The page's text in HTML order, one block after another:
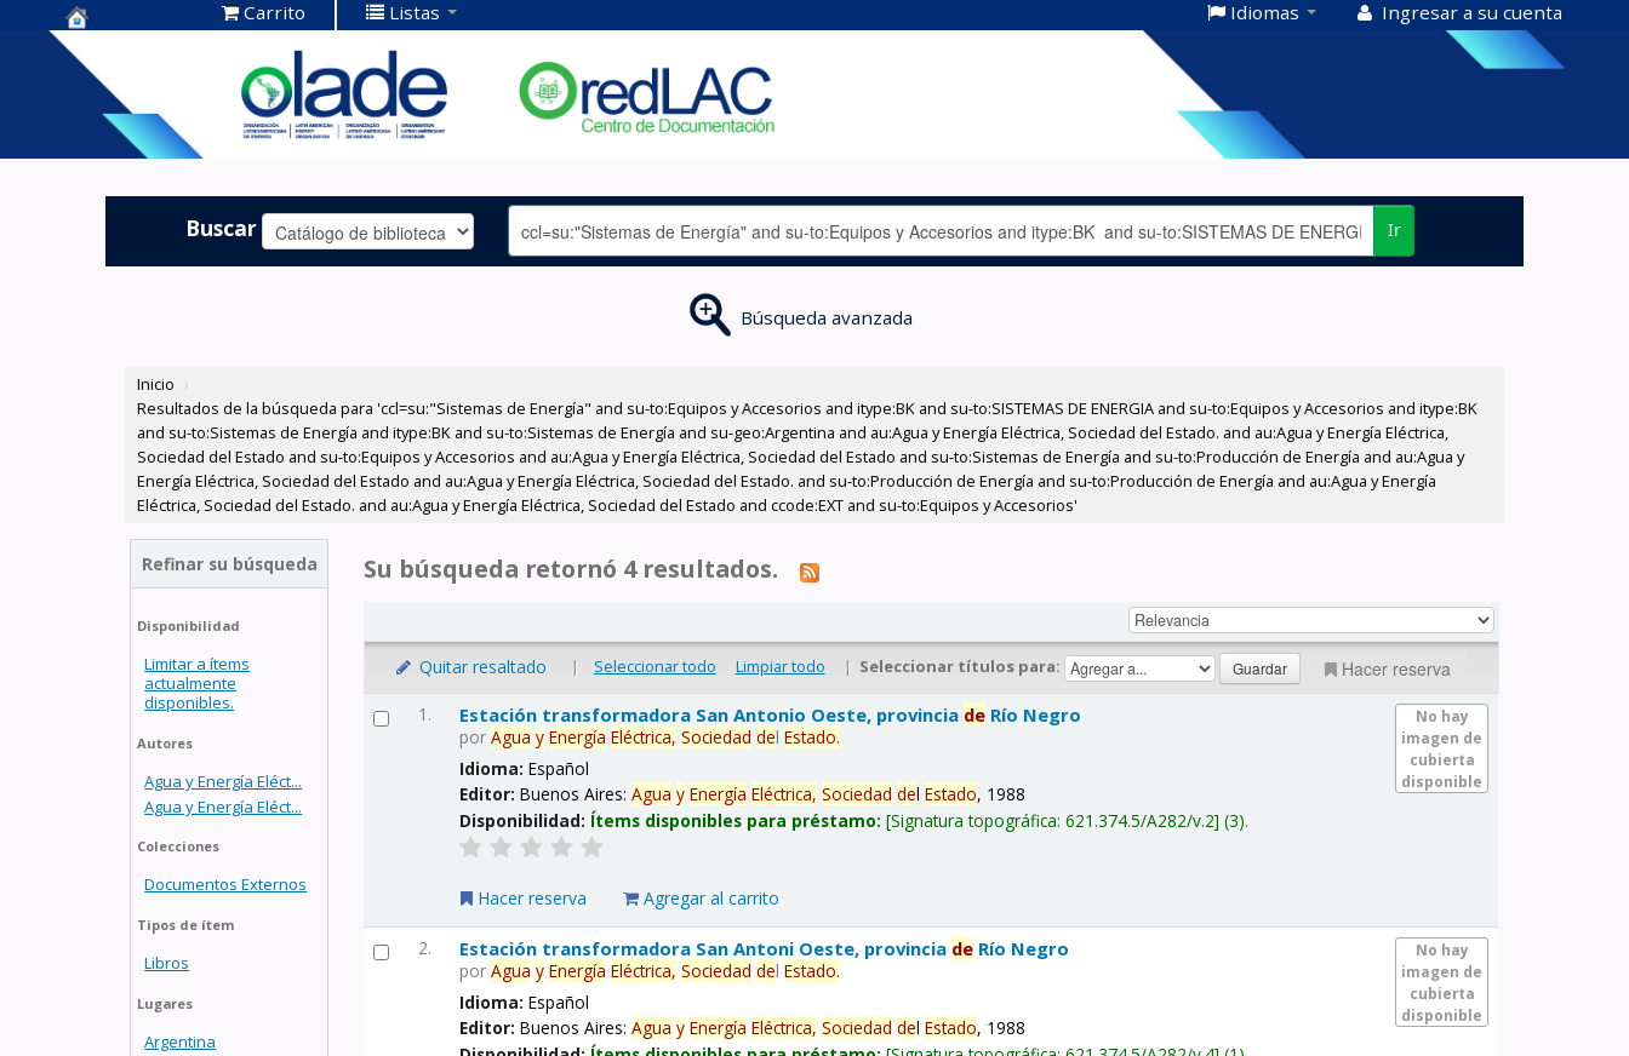
Centro de
Documentación
OLADE -
Carrito Listas Idiomas Ingresar a su cuenta
Buscar Ir
Búsqueda avanzada
Inicio ›
Resultados de la búsqueda para 'ccl=su:"Sistemas de Energía" and su-to:Equipos y Accesorios and itype:BK and su-to:SISTEMAS DE ENERGIA and su-to:Equipos y Accesorios and itype:BK
and su-to:Sistemas de Energía and itype:BK and su-to:Sistemas de Energía and su-geo:Argentina and au:Agua y Energía Eléctrica, Sociedad del Estado. and au:Agua y Energía Eléctrica,
Sociedad del Estado and su-to:Equipos y Accesorios and au:Agua y Energía Eléctrica, Sociedad del Estado and su-to:Sistemas de Energía and su-to:Producción de Energía and au:Agua y
Energía Eléctrica, Sociedad del Estado and au:Agua y Energía Eléctrica, Sociedad del Estado. and su-to:Producción de Energía and su-to:Producción de Energía and au:Agua y Energía
Eléctrica, Sociedad del Estado. and au:Agua y Energía Eléctrica, Sociedad del Estado and ccode:EXT and su-to:Equipos y Accesorios'
Refinar su búsqueda
Disponibilidad
Limitar a ítems
actualmente
disponibles.
Autores
Agua y Energía Eléct...
Agua y Energía Eléct...
Colecciones
Documentos Externos
Tipos de ítem
Libros
Lugares
Argentina
Su búsqueda retornó 4 resultados.
Quitar resaltado | Seleccionar todo Limpiar todo | Seleccionar títulos para: Hacer reserva
1.
No hay
imagen de
cubierta
disponible
Estación transformadora San Antonio Oeste, provincia de Río Negro
porAgua y Energía Eléctrica, Sociedad delEstado.
Idioma:Español
Editor:Buenos Aires:Agua y Energía Eléctrica, Sociedad delEstado, 1988
Disponibilidad: Ítems disponibles para préstamo: Signatura topográfica:621.374.5/A282/v.2 (3).
Hacer reserva Agregar al carrito
2.
No hay
imagen de
cubierta
disponible
Estación transformadora San Antoni Oeste, provincia de Río Negro
porAgua y Energía Eléctrica, Sociedad delEstado.
Idioma:Español
Editor:Buenos Aires:Agua y Energía Eléctrica, Sociedad delEstado, 1988